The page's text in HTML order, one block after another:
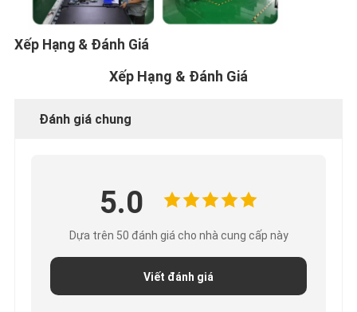
Xếp Hạng & Đánh Giá
Xếp Hạng & Đánh Giá
Đánh giá chung
5.0
Dựa trên 50 đánh giá cho nhà cung cấp này
Viết đánh giá